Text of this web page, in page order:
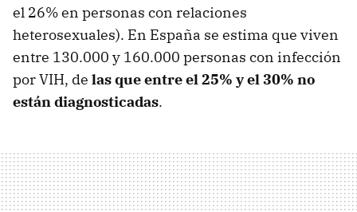
el 26% en personas con relaciones
heterosexuales). En España se estima que viven
entre 130.000 y 160.000 personas con infección
por VIH, de las que entre el 25% y el 30% no
están diagnosticadas.